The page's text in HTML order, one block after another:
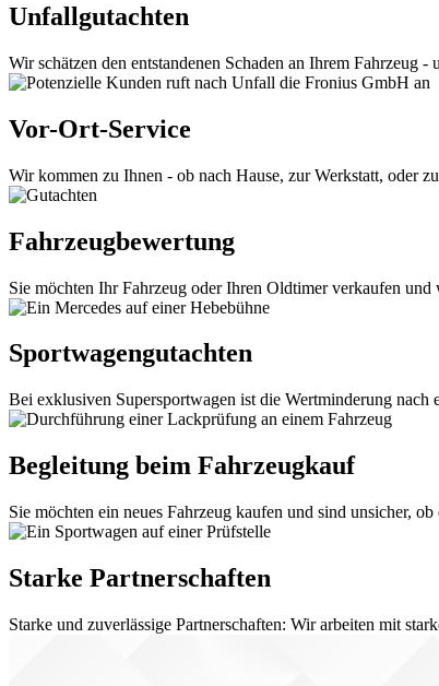
Unfallgutachten
Wir schätzen den entstandenen Schaden an Ihrem Fahrzeug
Vor-Ort-Service
Wir kommen zu Ihnen - ob nach Hause, zur Werkstatt, oder
Fahrzeugbewertung
Sie möchten Ihr Fahrzeug oder Ihren Oldtimer verkaufen
Sportwagengutachten
Bei exklusiven Supersportwagen ist die Wertminderung
Begleitung beim Fahrzeugkauf
Sie möchten ein neues Fahrzeug kaufen und sind unsicher,
Starke Partnerschaften
Starke und zuverlässige Partnerschaften: Wir arbeiten mit